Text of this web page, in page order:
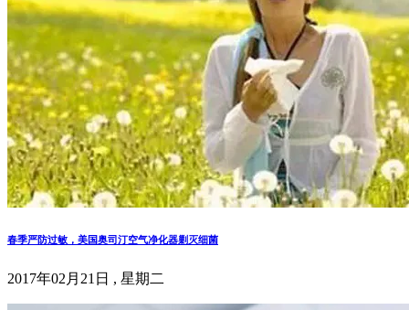
春季严防过敏，美国奥司汀空气净化器剿灭细菌
2017年02月21日 , 星期二